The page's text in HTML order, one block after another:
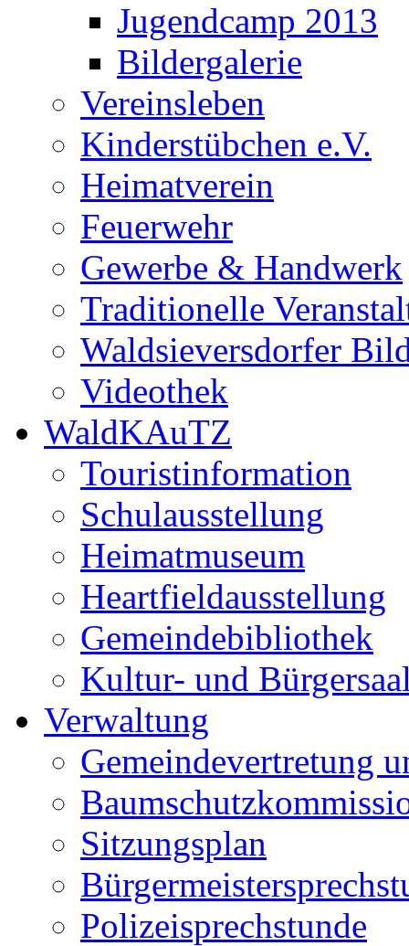
Jugendcamp 2013
Bildergalerie
Vereinsleben
Kinderstübchen e.V.
Heimatverein
Feuerwehr
Gewerbe & Handwerk
Traditionelle
Waldsieversdorfer
Videothek
WaldKAuTZ
Touristinformation
Schulausstellung
Heimatmuseum
Heartfieldausstellung
Gemeindebibliothek
Kultur- und
Verwaltung
Gemeindevertretung
Sitzungsplan
Polizeisprechstunde